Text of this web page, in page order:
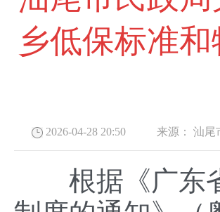
乡低保标准
2026-04-28 20:50 来源： 汕尾
根据《广东省